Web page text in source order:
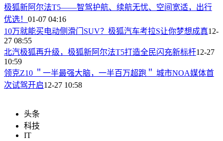
​极狐新阿尔法T5——智驾护航、续航无忧、空间宽适，出行
优选！ 01-07 04:16
​10万就能买电动侧滑门SUV？极狐汽车考拉S让你梦想成真12-
27 08:55
北汽极狐再升级，极狐新阿尔法T5打造全民闪充新标杆12-27
10:59
领克Z10 ＂一半最强大脑，一半百万超跑＂ 城市NOA媒体首
次试驾开启12-27 10:58
头条
科技
IT